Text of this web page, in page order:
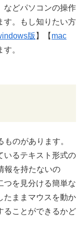
どパソコンの操作
す。もし知りたい方
版 】【 mac
。
のがあります。
いるテキスト形式の
報を持たないの
つを見分ける簡単な
たままマウスを動か
ることができるかど